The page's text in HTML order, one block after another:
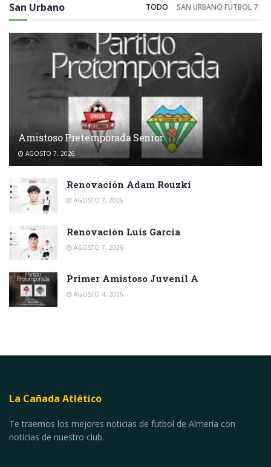
San Urbano TODO SAN URBANO FÚTBOL 7
Amistoso Pretemporada Senior
AGOSTO 7, 2026
Renovación Adam Rouzki
AGOSTO 7, 2026
Renovación Luis García
AGOSTO 7, 2026
Primer Amistoso Juvenil A
AGOSTO 4, 2026
La Cañada Atlético
Te traemos los mejores noticias de futbol de Almería con
noticias de nuestro club.